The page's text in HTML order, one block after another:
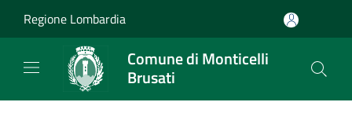
Regione Lombardia
Comune di Monticelli
Brusati